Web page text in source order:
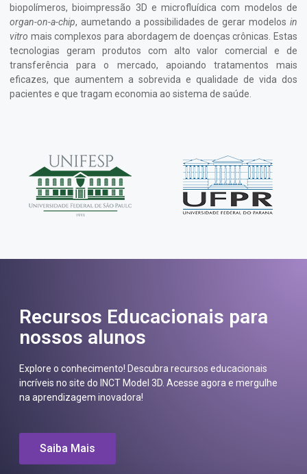
biopolímeros, bioimpressão 3D e microfluídica com modelos de
organ-on-a-chip, aumetando a possibilidades de gerar modelos in
vitro mais complexos para abordagem de doenças crônicas. Estas
tecnologias geram produtos com alto valor comercial e de
transferência para o mercado, apoiando tratamentos mais
eficazes, que aumentem a sobrevida e qualidade de vida dos
pacientes e que tragam economia ao sistema de saúde.
Recursos Educacionais para
nossos alunos
Explore o conhecimento! Descubra recursos educacionais
incríveis no site do INCT Model 3D. Acesse agora e mergulhe
na aprendizagem inovadora!
Saiba Mais